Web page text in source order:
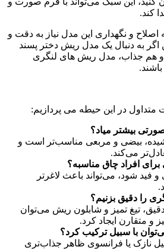
کند.
اصلاح و نگهداری این مدل نیاز به دقت و
اگر به دنبال یک مدل ریش دختر پسند
هم جذاب، مدل ریش های لنگری
متداول در این حیطه می پردازیم:
بیشتر میاد؟
بیضی و مربعی مناسب‌تر است و
می‌کند.
افراد چاق مناسبه؟
شود، می‌تواند باعث لاغرتر
را دقیق بزنیم؟
دقیق، تیغ تمیز و شابلون ریش می‌توان
متقارن ایجاد کرد.
با سبیل ترکیب کرد؟
نازک یا فرانسوی ظاهر جذاب‌تری